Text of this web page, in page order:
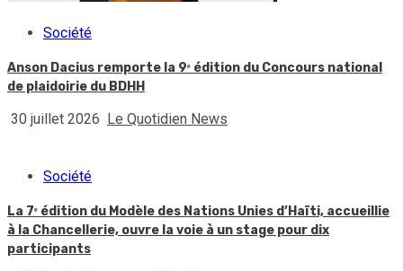
Société
Anson Dacius remporte la 9ᵉ édition du Concours national
de plaidoirie du BDHH
30 juillet 2026 Le Quotidien News
Société
La 7ᵉ édition du Modèle des Nations Unies d’Haïti, accueillie
à la Chancellerie, ouvre la voie à un stage pour dix
participants